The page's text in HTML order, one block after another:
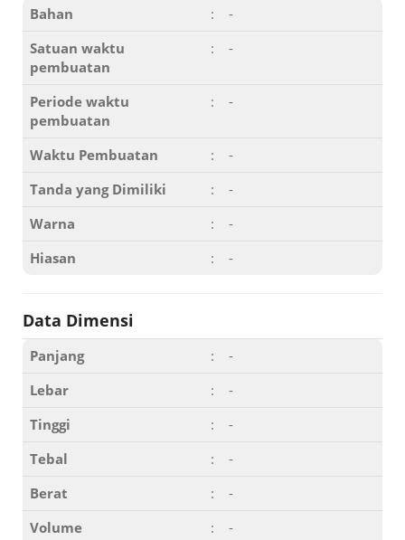
Bahan :
-
Satuan waktu
pembuatan
: -
Periode waktu
pembuatan
: -
Waktu Pembuatan :
-
Tanda yang Dimiliki
:
-
Warna
:
-
Hiasan
: -
Data Dimensi
Panjang :
-
Lebar
:
-
Tinggi
:
-
Tebal
:
-
Berat
:
-
Volume
:
-